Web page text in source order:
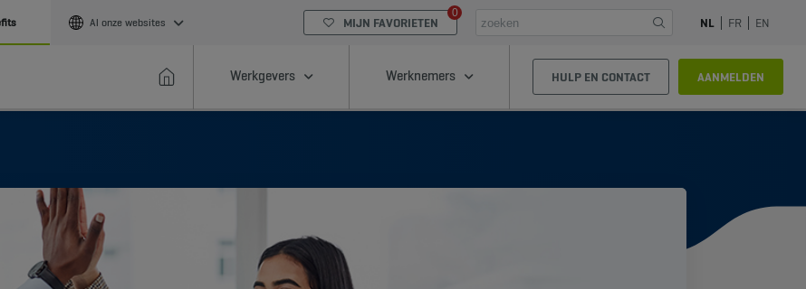
Al onze websites MIJN FAVORIETEN
0
NL FR EN
Werkgevers Werknemers HULP EN CONTACT AANMELDEN